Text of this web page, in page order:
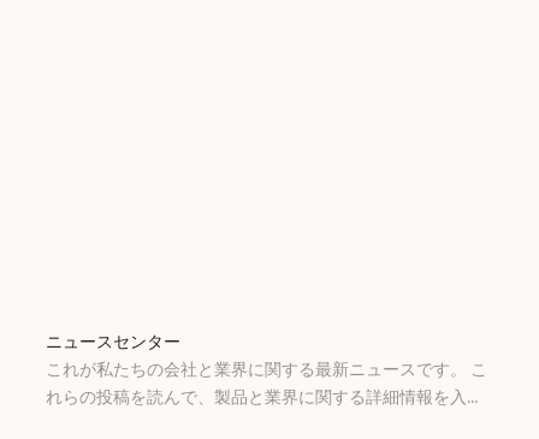
ニュースセンター
これが私たちの会社と業界に関する最新ニュースです。 こ
れらの投稿を読んで、製品と業界に関する詳細情報を入手